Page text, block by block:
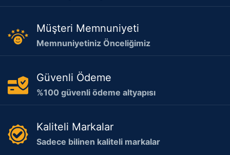
Müşteri Memnuniyeti
Memnuniyetiniz Önceliğimiz
Güvenli Ödeme
%100 güvenli ödeme altyapısı
Kaliteli Markalar
Sadece bilinen kaliteli markalar